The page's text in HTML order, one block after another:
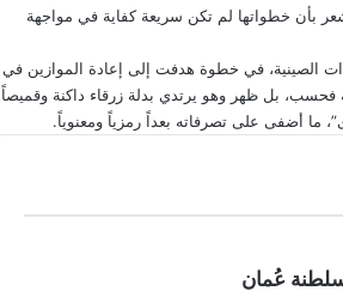
بأن خطواتها لم تكن سريعة كفاية في مواجهة
الصينية، في خطوة هدفت إلى إعادة الموازين في
فحسب، بل ظهر وهو يرتدي بدلة زرقاء داكنة وقميصاً
أضفى على تصرفاته بعداً رمزياً ومعنوياً.
عُمان